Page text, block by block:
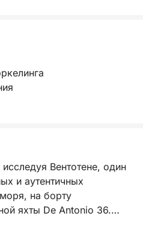
Вентотене, один
и аутентичных
на борту
яхты De Antonio 36.
для тех, кто